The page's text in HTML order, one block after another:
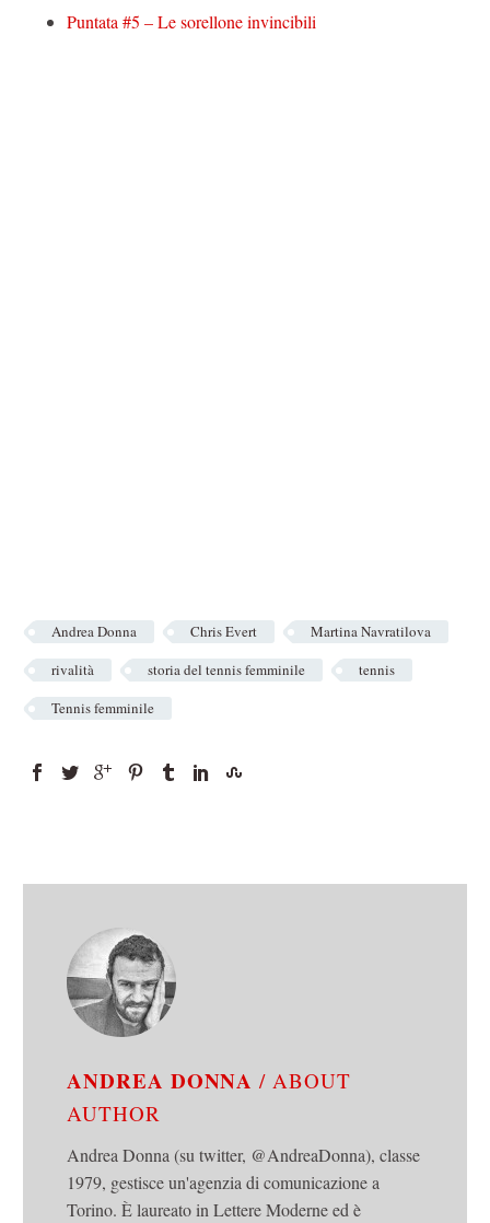
Puntata #5 – Le sorellone invincibili
Andrea Donna Chris Evert
Martina Navratilova
rivalità
storia del tennis femminile
tennis
Tennis femminile
ANDREA DONNA/ ABOUT
AUTHOR
Andrea Donna (su twitter, @AndreaDonna), classe
1979, gestisce un'agenzia di comunicazione a
Torino. È laureato in Lettere Moderne ed è